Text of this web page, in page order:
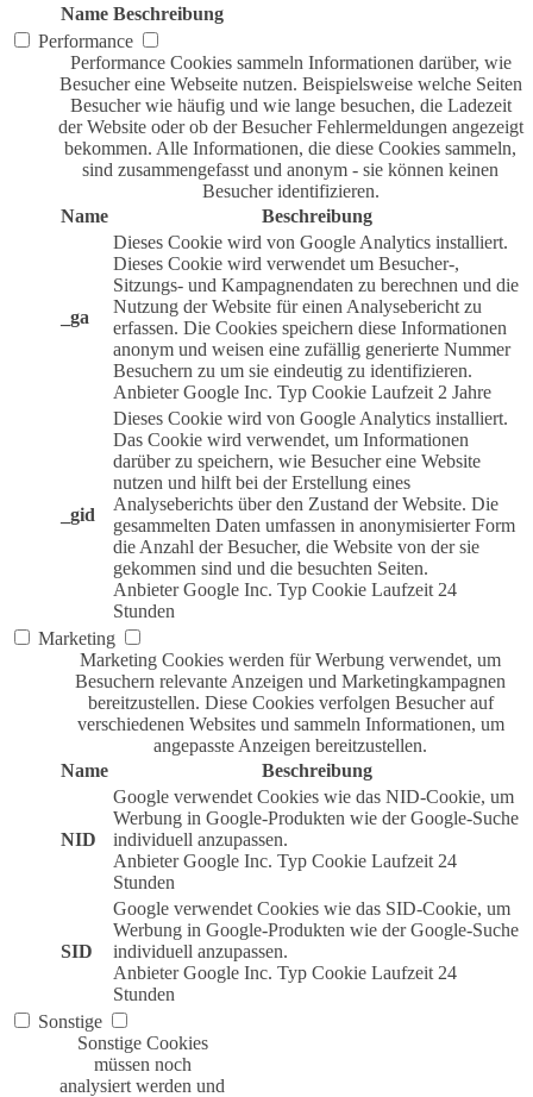
Name Beschreibung
Performance
Performance Cookies sammeln Informationen darüber, wie
Besucher eine Webseite nutzen. Beispielsweise welche Seiten
Besucher wie häufig und wie lange besuchen, die Ladezeit
der Website oder ob der Besucher Fehlermeldungen angezeigt
bekommen. Alle Informationen, die diese Cookies sammeln,
sind zusammengefasst und anonym - sie können keinen
Besucher identifizieren.
Name
Beschreibung
_ga
Dieses Cookie wird von Google Analytics installiert.
Dieses Cookie wird verwendet um Besucher-,
Sitzungs- und Kampagnendaten zu berechnen und die
Nutzung der Website für einen Analysebericht zu
erfassen. Die Cookies speichern diese Informationen
anonym und weisen eine zufällig generierte Nummer
Besuchern zu um sie eindeutig zu identifizieren.
Anbieter Google Inc. Typ Cookie Laufzeit 2 Jahre
_gid
Dieses Cookie wird von Google Analytics installiert.
Das Cookie wird verwendet, um Informationen
darüber zu speichern, wie Besucher eine Website
nutzen und hilft bei der Erstellung eines
Analyseberichts über den Zustand der Website. Die
gesammelten Daten umfassen in anonymisierter Form
die Anzahl der Besucher, die Website von der sie
gekommen sind und die besuchten Seiten.
Anbieter Google Inc. Typ Cookie Laufzeit 24
Stunden
Marketing
Marketing Cookies werden für Werbung verwendet, um
Besuchern relevante Anzeigen und Marketingkampagnen
bereitzustellen. Diese Cookies verfolgen Besucher auf
verschiedenen Websites und sammeln Informationen, um
angepasste Anzeigen bereitzustellen.
Name
Beschreibung
NID
Google verwendet Cookies wie das NID-Cookie, um
Werbung in Google-Produkten wie der Google-Suche
individuell anzupassen.
Anbieter Google Inc. Typ Cookie Laufzeit 24
Stunden
SID
Google verwendet Cookies wie das SID-Cookie, um
Werbung in Google-Produkten wie der Google-Suche
individuell anzupassen.
Anbieter Google Inc. Typ Cookie Laufzeit 24
Stunden
Sonstige
Sonstige Cookies
müssen noch
analysiert werden und